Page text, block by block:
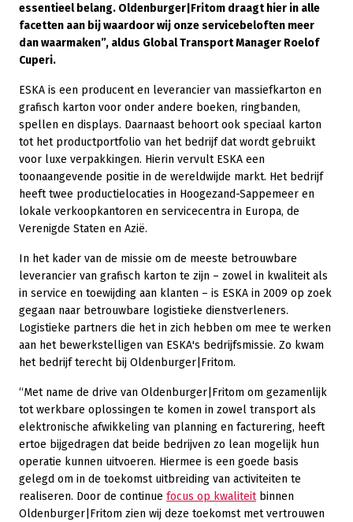
essentieel belang. Oldenburger|Fritom draagt hier in alle
facetten aan bij waardoor wij onze servicebeloften meer
dan waarmaken”, aldus Global Transport Manager Roelof
Cuperi.
ESKA is een producent en leverancier van massiefkarton en
grafisch karton voor onder andere boeken, ringbanden,
spellen en displays. Daarnaast behoort ook speciaal karton
tot het productportfolio van het bedrijf dat wordt gebruikt
voor luxe verpakkingen. Hierin vervult ESKA een
toonaangevende positie in de wereldwijde markt. Het bedrijf
heeft twee productielocaties in Hoogezand-Sappemeer en
lokale verkoopkantoren en servicecentra in Europa, de
Verenigde Staten en Azië.
In het kader van de missie om de meeste betrouwbare
leverancier van grafisch karton te zijn – zowel in kwaliteit als
in service en toewijding aan klanten – is ESKA in 2009 op zoek
gegaan naar betrouwbare logistieke dienstverleners.
Logistieke partners die het in zich hebben om mee te werken
aan het bewerkstelligen van ESKA's bedrijfsmissie. Zo kwam
het bedrijf terecht bij Oldenburger|Fritom.
“Met name de drive van Oldenburger|Fritom om gezamenlijk
tot werkbare oplossingen te komen in zowel transport als
elektronische afwikkeling van planning en facturering, heeft
ertoe bijgedragen dat beide bedrijven zo lean mogelijk hun
operatie kunnen uitvoeren. Hiermee is een goede basis
gelegd om in de toekomst uitbreiding van activiteiten te
realiseren. Door de continue focus op kwaliteitbinnen
Oldenburger|Fritom zien wij deze toekomst met vertrouwen